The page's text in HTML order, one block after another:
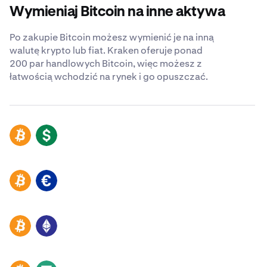
Wymieniaj Bitcoin na inne aktywa
Po zakupie Bitcoin możesz wymienić je na inną
walutę krypto lub fiat. Kraken oferuje ponad
200 par handlowych Bitcoin, więc możesz z
łatwością wchodzić na rynek i go opuszczać.
BTC USD
BTC EUR
BTC ETH